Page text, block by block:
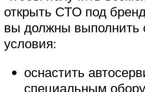
открыть СТО под
вы должны
условия:
оснастить
специальным